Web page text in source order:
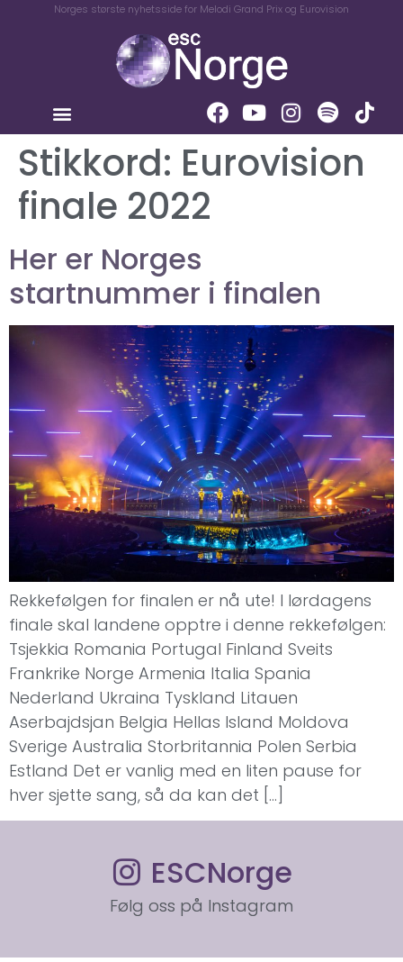
Norges største nyhetsside for Melodi Grand Prix og Eurovision
Stikkord: Eurovision
finale 2022
Her er Norges
startnummer i finalen
Rekkefølgen for finalen er nå ute! I lørdagens
finale skal landene opptre i denne rekkefølgen:
Tsjekkia Romania Portugal Finland Sveits
Frankrike Norge Armenia Italia Spania
Nederland Ukraina Tyskland Litauen
Aserbajdsjan Belgia Hellas Island Moldova
Sverige Australia Storbritannia Polen Serbia
Estland Det er vanlig med en liten pause for
hver sjette sang, så da kan det […]
ESCNorge
Følg oss på Instagram